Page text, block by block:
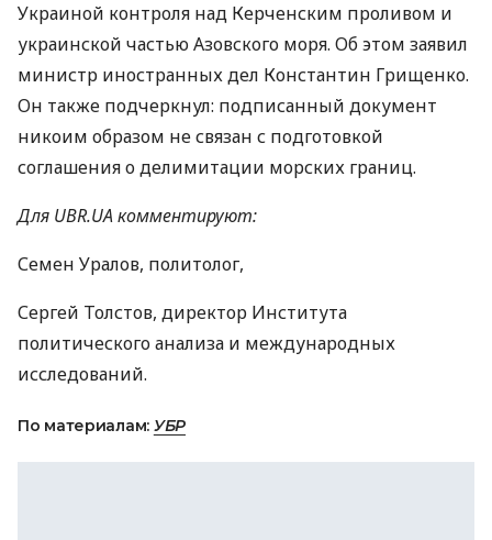
Украиной контроля над Керченским проливом и
украинской частью Азовского моря. Об этом заявил
министр иностранных дел Константин Грищенко.
Он также подчеркнул: подписанный документ
никоим образом не связан с подготовкой
соглашения о делимитации морских границ.
Для UBR.UA комментируют:
Семен Уралов, политолог,
Сергей Толстов, директор Института
политического анализа и международных
исследований.
По материалам: УБР